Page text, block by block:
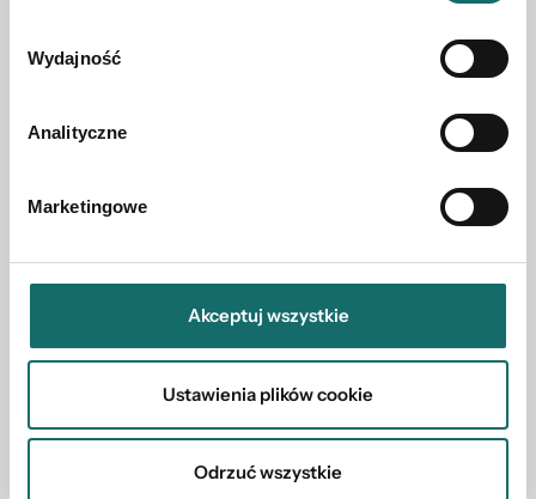
Wydajność
Analityczne
Marketingowe
Akceptuj wszystkie
Ustawienia plików cookie
Odrzuć wszystkie
Agroturystyka z prywatnym jeziorkiem
Warkałki | 3a | 240 m²
2 950 000 PLN